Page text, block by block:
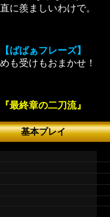
に羨ましいわけで。
【ばばぁフレーズ】
も受けもおまかせ！
『最終章の二刀流』
基本プレイ